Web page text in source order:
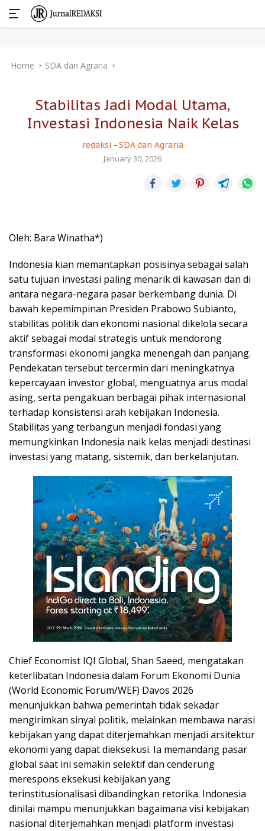
Home SDA dan Agraria
Stabilitas Jadi Modal Utama,
Investasi Indonesia Naik Kelas
redaksi - SDA dan Agraria
January 30, 2026
Oleh: Bara Winatha*)
Indonesia kian memantapkan posisinya sebagai salah
satu tujuan investasi paling menarik di kawasan dan di
antara negara-negara pasar berkembang dunia. Di
bawah kepemimpinan Presiden Prabowo Subianto,
stabilitas politik dan ekonomi nasional dikelola secara
aktif sebagai modal strategis untuk mendorong
transformasi ekonomi jangka menengah dan panjang.
Pendekatan tersebut tercermin dari meningkatnya
kepercayaan investor global, menguatnya arus modal
asing, serta pengakuan berbagai pihak internasional
terhadap konsistensi arah kebijakan Indonesia.
Stabilitas yang terbangun menjadi fondasi yang
memungkinkan Indonesia naik kelas menjadi destinasi
investasi yang matang, sistemik, dan berkelanjutan.
Chief Economist IQI Global, Shan Saeed, mengatakan
keterlibatan Indonesia dalam Forum Ekonomi Dunia
(World Economic Forum/WEF) Davos 2026
menunjukkan bahwa pemerintah tidak sekadar
mengirimkan sinyal politik, melainkan membawa narasi
kebijakan yang dapat diterjemahkan menjadi arsitektur
ekonomi yang dapat dieksekusi. Ia memandang pasar
global saat ini semakin selektif dan cenderung
merespons eksekusi kebijakan yang
terinstitusionalisasi dibandingkan retorika. Indonesia
dinilai mampu menunjukkan bagaimana visi kebijakan
nasional diterjemahkan menjadi platform investasi